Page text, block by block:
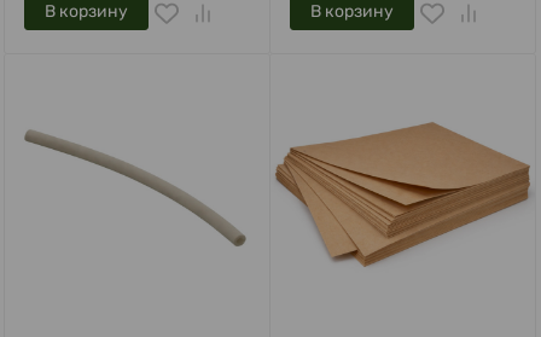
В корзину В корзину